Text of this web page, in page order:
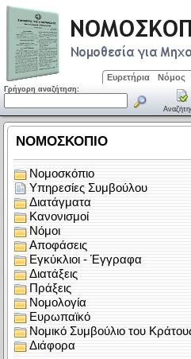
Ευρετήρια Νόμος
Γρήγορη αναζήτηση: